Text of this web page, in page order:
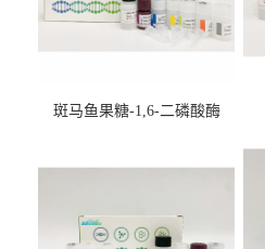
斑马鱼果糖-1,6-二磷酸酶
盒